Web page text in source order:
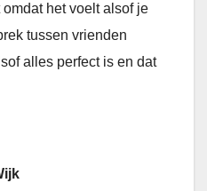
het voelt alsof je
tussen vrienden
alles perfect is en dat